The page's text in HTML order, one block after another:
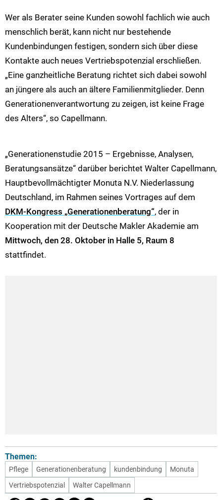
Wer als Berater seine Kunden sowohl fachlich wie auch
menschlich berät, kann nicht nur bestehende
Kundenbindungen festigen, sondern sich über diese
Kontakte auch neues Vertriebspotenzial erschließen.
„Eine ganzheitliche Beratung richtet sich dabei sowohl
an jüngere als auch an ältere Familienmitglieder. Denn
Generationenverantwortung zu zeigen, ist keine Frage
des Alters“, so Capellmann.
„Generationenstudie 2015 – Ergebnisse, Analysen,
Beratungsansätze“ darüber berichtet Walter Capellmann,
Hauptbevollmächtigter Monuta N.V. Niederlassung
Deutschland, im Rahmen seines Vortrages auf dem
DKM-Kongress „Generationenberatung“, der in
Kooperation mit der Deutsche Makler Akademie am
Mittwoch, den 28. Oktober in Halle 5, Raum 8
stattfindet.
Themen:
Pflege Generationenberatung kundenbindung
Monuta
Vertriebspotenzial
Walter Capellmann